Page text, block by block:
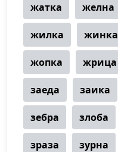
жатка желна
жилка жинка
жопка жрица
заеда заика
зебра злоба
зраза зурна